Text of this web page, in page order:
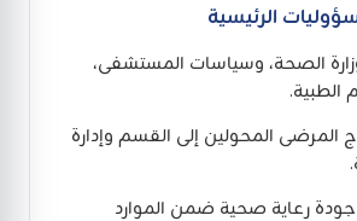
الرئيسية
الصحة، وسياسات المستشفى،
الطبية.
المحولين إلى القسم وإدارة
رعاية صحية ضمن الموارد